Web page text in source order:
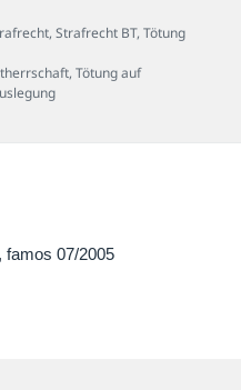
,Strafrecht BT,Tötung
,Tötung auf
Fall
, famos 07/2005